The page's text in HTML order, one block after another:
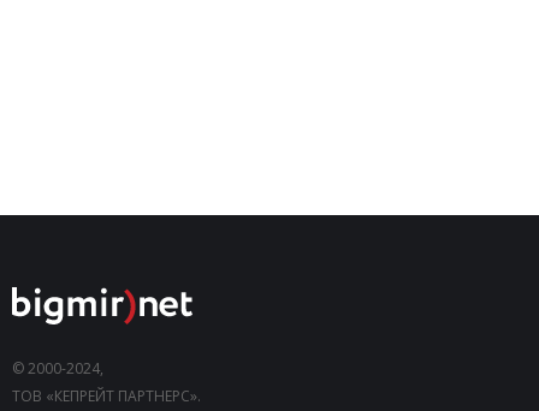
© 2000-2024,
ТОВ «КЕПРЕЙТ ПАРТНЕРС».